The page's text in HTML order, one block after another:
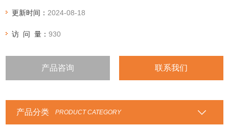
更新时间： 2024-08-18
访 问 量：930
产品咨询 联系我们
产品分类 PRODUCT CATEGORY